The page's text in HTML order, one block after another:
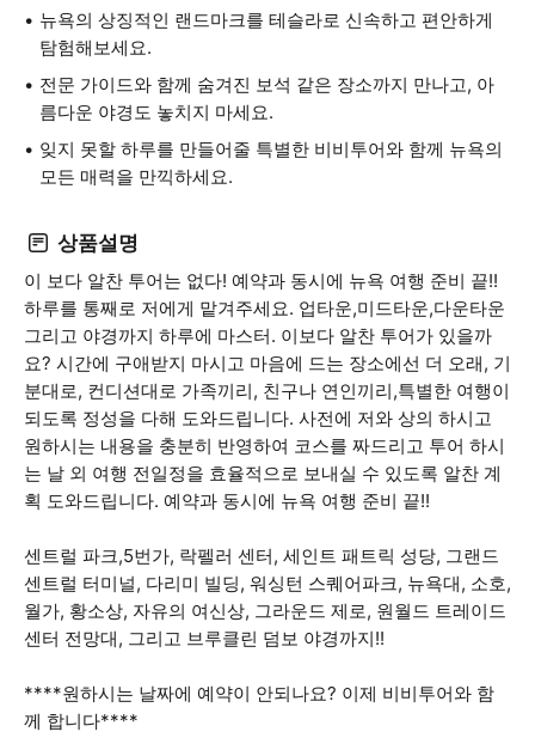
뉴욕의 상징적인 랜드마크를 테슬라로 신속하고 편안하게
탐험해보세요.
전문 가이드와 함께 숨겨진 보석 같은 장소까지 만나고, 아
름다운 야경도 놓치지 마세요.
잊지 못할 하루를 만들어줄 특별한 비비투어와 함께 뉴욕의
모든 매력을 만끽하세요.
상품설명
이 보다 알찬 투어는 없다! 예약과 동시에 뉴욕 여행 준비 끝!!
하루를 통째로 저에게 맡겨주세요. 업타운,미드타운,다운타운
그리고 야경까지 하루에 마스터. 이보다 알찬 투어가 있을까
요? 시간에 구애받지 마시고 마음에 드는 장소에선 더 오래, 기
분대로, 컨디션대로 가족끼리, 친구나 연인끼리,특별한 여행이
되도록 정성을 다해 도와드립니다. 사전에 저와 상의 하시고
원하시는 내용을 충분히 반영하여 코스를 짜드리고 투어 하시
는 날 외 여행 전일정을 효율적으로 보내실 수 있도록 알찬 계
획 도와드립니다. 예약과 동시에 뉴욕 여행 준비 끝!!
센트럴 파크,5번가, 락펠러 센터, 세인트 패트릭 성당, 그랜드
센트럴 터미널, 다리미 빌딩, 워싱턴 스퀘어파크, 뉴욕대, 소호,
월가, 황소상, 자유의 여신상, 그라운드 제로, 원월드 트레이드
센터 전망대, 그리고 브루클린 덤보 야경까지!!
****원하시는 날짜에 예약이 안되나요? 이제 비비투어와 함
께 합니다****